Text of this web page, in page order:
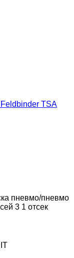
TSA
пневмо/пневмо
3 1 отсек